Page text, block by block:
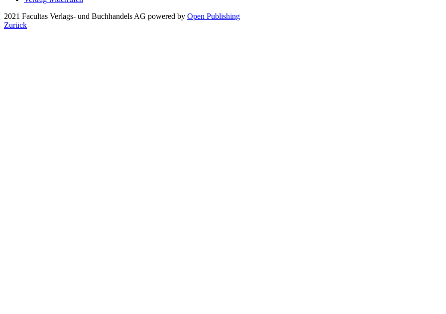
2021 Facultas Verlags- und Buchhandels AG powered by Open Publishing
Zurück